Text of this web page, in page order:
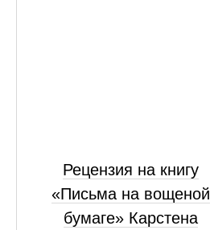
Рецензия на книгу
«Письма на вощеной
бумаге» Карстена